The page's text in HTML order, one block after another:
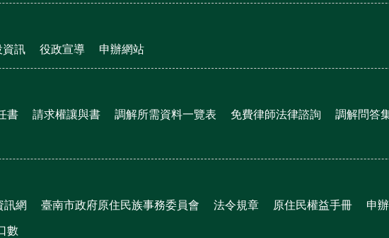
資訊 役政宣導 申辦網站
書 請求權讓與書 調解所需資料一覽表 免費律師法律諮詢 調解問答
訊網 臺南市政府原住民族事務委員會 法令規章 原住民權益手冊 申
數